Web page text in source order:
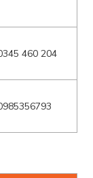
460 204